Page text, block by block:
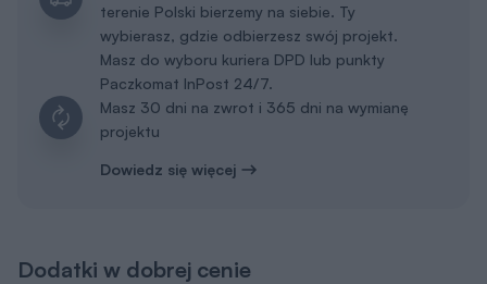
terenie Polski bierzemy na siebie. Ty
wybierasz, gdzie odbierzesz swój projekt.
Masz do wyboru kuriera DPD lub punkty
Paczkomat InPost 24/7.
Masz 30 dni na zwrot i 365 dni na wymianę
projektu
Dowiedz się więcej
Dodatki w dobrej cenie